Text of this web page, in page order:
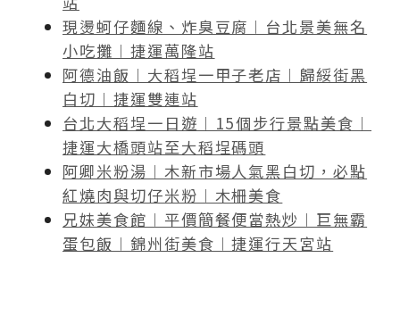
現燙蚵仔麵線、炸臭豆腐︱台北景美無名
小吃攤︱捷運萬隆站
阿德油飯︱大稻埕一甲子老店︱歸綏街黑
白切︱捷運雙連站
台北大稻埕一日遊︱15個步行景點美食︱
捷運大橋頭站至大稻埕碼頭
阿卿米粉湯︱木新市場人氣黑白切，必點
紅燒肉與切仔米粉︱木柵美食
兄妹美食館︱平價簡餐便當熱炒︱巨無霸
蛋包飯︱錦州街美食︱捷運行天宮站